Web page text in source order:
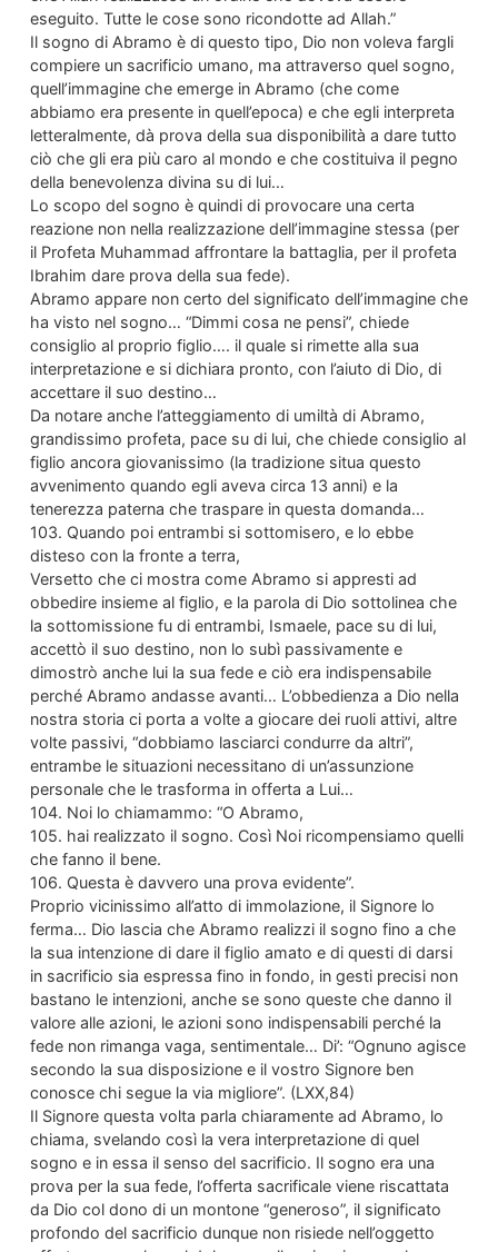
eseguito. Tutte le cose sono ricondotte ad Allah.”
Il sogno di Abramo è di questo tipo, Dio non voleva fargli
compiere un sacrificio umano, ma attraverso quel sogno,
quell’immagine che emerge in Abramo (che come
abbiamo era presente in quell’epoca) e che egli interpreta
letteralmente, dà prova della sua disponibilità a dare tutto
ciò che gli era più caro al mondo e che costituiva il pegno
della benevolenza divina su di lui…
Lo scopo del sogno è quindi di provocare una certa
reazione non nella realizzazione dell’immagine stessa (per
il Profeta Muhammad affrontare la battaglia, per il profeta
Ibrahim dare prova della sua fede).
Abramo appare non certo del significato dell’immagine che
ha visto nel sogno… “Dimmi cosa ne pensi”, chiede
consiglio al proprio figlio…. il quale si rimette alla sua
interpretazione e si dichiara pronto, con l’aiuto di Dio, di
accettare il suo destino…
Da notare anche l’atteggiamento di umiltà di Abramo,
grandissimo profeta, pace su di lui, che chiede consiglio al
figlio ancora giovanissimo (la tradizione situa questo
avvenimento quando egli aveva circa 13 anni) e la
tenerezza paterna che traspare in questa domanda…
103. Quando poi entrambi si sottomisero, e lo ebbe
disteso con la fronte a terra,
Versetto che ci mostra come Abramo si appresti ad
obbedire insieme al figlio, e la parola di Dio sottolinea che
la sottomissione fu di entrambi, Ismaele, pace su di lui,
accettò il suo destino, non lo subì passivamente e
dimostrò anche lui la sua fede e ciò era indispensabile
perché Abramo andasse avanti… L’obbedienza a Dio nella
nostra storia ci porta a volte a giocare dei ruoli attivi, altre
volte passivi, “dobbiamo lasciarci condurre da altri”,
entrambe le situazioni necessitano di un’assunzione
personale che le trasforma in offerta a Lui…
104. Noi lo chiamammo: “O Abramo,
105. hai realizzato il sogno. Così Noi ricompensiamo quelli
che fanno il bene.
106. Questa è davvero una prova evidente”.
Proprio vicinissimo all’atto di immolazione, il Signore lo
ferma… Dio lascia che Abramo realizzi il sogno fino a che
la sua intenzione di dare il figlio amato e di questi di darsi
in sacrificio sia espressa fino in fondo, in gesti precisi non
bastano le intenzioni, anche se sono queste che danno il
valore alle azioni, le azioni sono indispensabili perché la
fede non rimanga vaga, sentimentale… Di’: “Ognuno agisce
secondo la sua disposizione e il vostro Signore ben
conosce chi segue la via migliore”. (LXX,84)
Il Signore questa volta parla chiaramente ad Abramo, lo
chiama, svelando così la vera interpretazione di quel
sogno e in essa il senso del sacrificio. Il sogno era una
prova per la sua fede, l’offerta sacrificale viene riscattata
da Dio col dono di un montone “generoso”, il significato
profondo del sacrificio dunque non risiede nell’oggetto